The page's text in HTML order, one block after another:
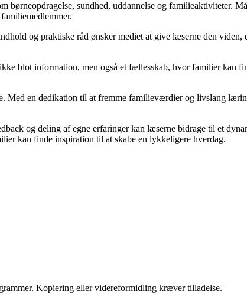
sundhed, uddannelse og familieaktiviteter.
og praktiske råd ønsker mediet at give læserne den
blot information, men også et fællesskab, hvor familier kan
Med en dedikation til at fremme familieværdier og livslang
og deling af egne erfaringer kan læserne bidrage til et
kan finde inspiration til at skabe en lykkeligere hverdag.
Kopiering eller videreformidling kræver tilladelse.